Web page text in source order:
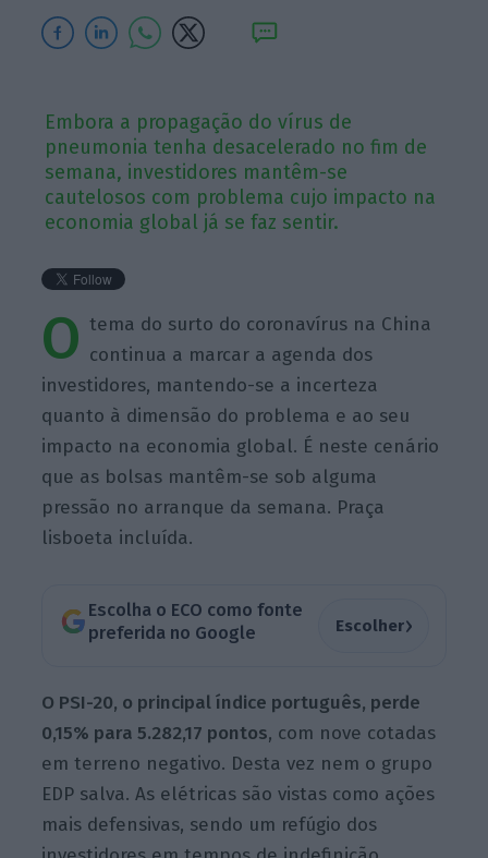
Embora a propagação do vírus de
pneumonia tenha desacelerado no fim de
semana, investidores mantêm-se
cautelosos com problema cujo impacto na
economia global já se faz sentir.
O tema do surto do coronavírus na China
continua a marcar a agenda dos
investidores, mantendo-se a incerteza
quanto à dimensão do problema e ao seu
impacto na economia global. É neste cenário
que as bolsas mantêm-se sob alguma
pressão no arranque da semana. Praça
lisboeta incluída.
Escolha o ECO como fonte
preferida no Google
Escolher›
O PSI-20, o principal índice português, perde
0,15% para 5.282,17 pontos, com nove cotadas
em terreno negativo. Desta vez nem o grupo
EDP salva. As elétricas são vistas como ações
mais defensivas, sendo um refúgio dos